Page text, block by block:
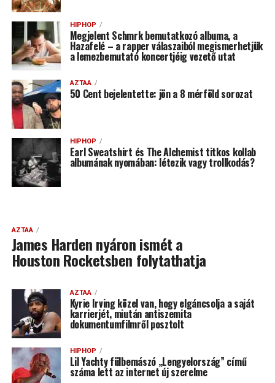
HIPHOP
Megjelent Schmrk bemutatkozó albuma, a
Hazafelé – a rapper válaszaiból megismerhetjük
a lemezbemutató koncertjéig vezető utat
AZTAA
50 Cent bejelentette: jön a 8 mérföld sorozat
HIPHOP
Earl Sweatshirt és The Alchemist titkos kollab
albumának nyomában: létezik vagy trollkodás?
AZTAA
James Harden nyáron ismét a
Houston Rocketsben folytathatja
AZTAA
Kyrie Irving közel van, hogy elgáncsolja a saját
karrierjét, miután antiszemita
dokumentumfilmről posztolt
HIPHOP
Lil Yachty fülbemászó „Lengyelország” című
száma lett az internet új szerelme